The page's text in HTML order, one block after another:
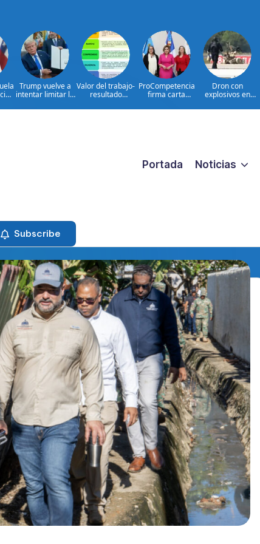
Trump vuelve a
intentar limitar la
nacimiento
Valor del trabajo-
resultado
CERCANO A LA
ProCompetencia
firma carta
obtener el Sello
Dron con
explosivos en
interrogantes
Portada Noticias
Subscribe